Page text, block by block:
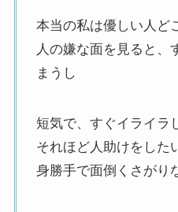
本当の私は優しい人ど
人の嫌な面を見ると、
まうし
短気で、すぐイライラ
それほど人助けをした
身勝手で面倒くさがり